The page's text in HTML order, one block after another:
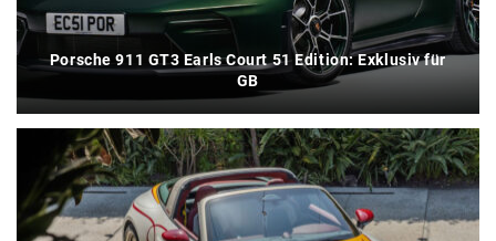
Porsche 911 GT3 Earls Court 51 Edition: Exklusiv für
GB